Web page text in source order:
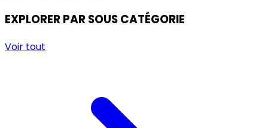
EXPLORER PAR SOUS CATÉGORIE
Voir tout